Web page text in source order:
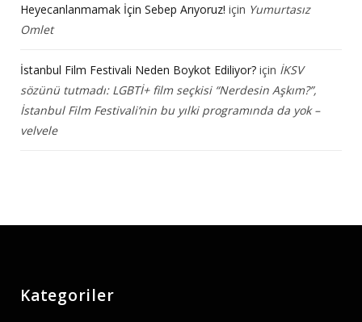
Heyecanlanmamak İçin Sebep Arıyoruz! için Yumurtasız
Omlet
İstanbul Film Festivali Neden Boykot Ediliyor? için İKSV
sözünü tutmadı: LGBTİ+ film seçkisi “Nerdesin Aşkım?”,
İstanbul Film Festivali’nin bu yılki programında da yok –
velvele
Kategoriler